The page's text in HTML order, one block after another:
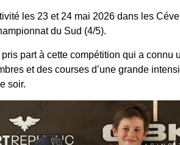
les 23 et 24 mai 2026 dans les
du Sud (4/5).
part à cette compétition qui a
et des courses d’une grande
soir.